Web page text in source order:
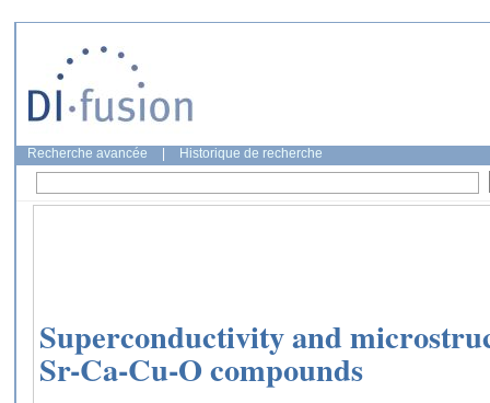
Recherche avancée Historique de recherche
Superconductivity and
Sr-Ca-Cu-O compounds